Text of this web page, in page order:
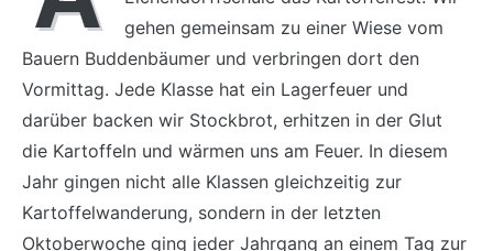
gehen gemeinsam zu einer Wiese vom
Bauern Buddenbäumer und verbringen dort den
Vormittag. Jede Klasse hat ein Lagerfeuer und
darüber backen wir Stockbrot, erhitzen in der Glut
die Kartoffeln und wärmen uns am Feuer. In diesem
Jahr gingen nicht alle Klassen gleichzeitig zur
Kartoffelwanderung, sondern in der letzten
Oktoberwoche ging jeder Jahrgang an einem Tag zur